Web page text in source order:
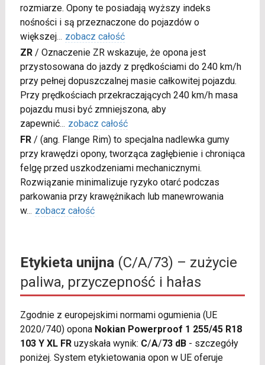
rozmiarze. Opony te posiadają wyższy indeks
nośności i są przeznaczone do pojazdów o
większej... zobacz całość
ZR/ Oznaczenie ZR wskazuje, że opona jest
przystosowana do jazdy z prędkościami do 240 km/h
przy pełnej dopuszczalnej masie całkowitej pojazdu.
Przy prędkościach przekraczających 240 km/h masa
pojazdu musi być zmniejszona, aby
zapewnić... zobacz całość
FR/ (ang. Flange Rim) to specjalna nadlewka gumy
przy krawędzi opony, tworząca zagłębienie i chroniąca
felgę przed uszkodzeniami mechanicznymi.
Rozwiązanie minimalizuje ryzyko otarć podczas
parkowania przy krawężnikach lub manewrowania
w... zobacz całość
Etykieta unijna(C/A/73) – zużycie
paliwa, przyczepność i hałas
Zgodnie z europejskimi normami ogumienia (UE
2020/740) opona Nokian Powerproof 1 255/45 R18
103 Y XL FRuzyskała wynik: C/A/73 dB- szczegóły
poniżej. System etykietowania opon w UE oferuje